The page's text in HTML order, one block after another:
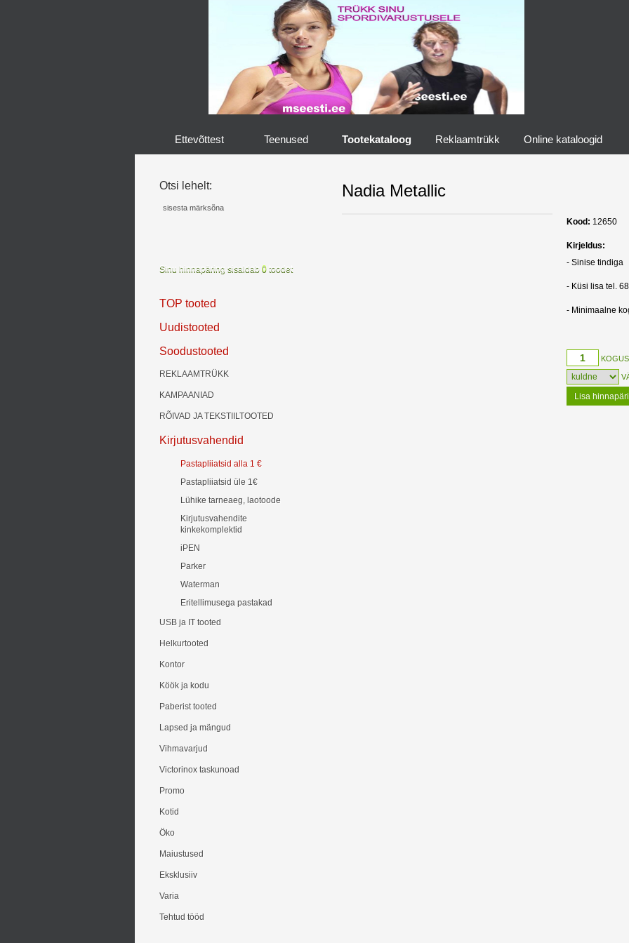
Ettevõttest Teenused Tootekataloog Reklaamtrükk Online kataloogid
Otsi lehelt:
Sinu hinnapäring sisaldab 0 toodet
TOP tooted
Uudistooted
Soodustooted
REKLAAMTRÜKK
KAMPAANIAD
RÕIVAD JA TEKSTIILTOOTED
Kirjutusvahendid
Pastapliiatsid alla 1 €
Pastapliiatsid üle 1€
Lühike tarneaeg, laotoode
Kirjutusvahendite
kinkekomplektid
iPEN
Parker
Waterman
Eritellimusega pastakad
USB ja IT tooted
Helkurtooted
Kontor
Köök ja kodu
Paberist tooted
Lapsed ja mängud
Vihmavarjud
Victorinox taskunoad
Promo
Kotid
Öko
Maiustused
Eksklusiiv
Varia
Tehtud tööd
Nadia Metallic
Kood: 12650
Kirjeldus:
- Sinise tindiga
- Küsi lisa tel.
- Minimaalne
KOGUS